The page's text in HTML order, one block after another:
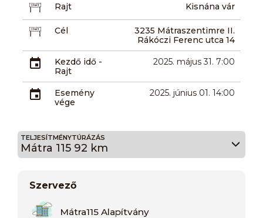
Rajt Kisnána vár
Cél
3235 Mátraszentimre II.
Rákóczi Ferenc utca 14
Kezdő idő -
Rajt
2025. május 31. 7:00
Esemény
vége
2025. június 01. 14:00
TELJESÍTMÉNYTÚRÁZÁS
Mátra 115 92 km
Szervező
Mátra115 Alapítvány